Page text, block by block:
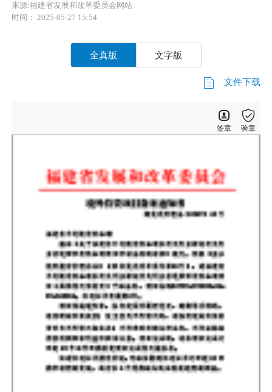
来源:福建省发展和改革委员会网站
时间： 2025-05-27 15:54
全真版 文字版
文件下载